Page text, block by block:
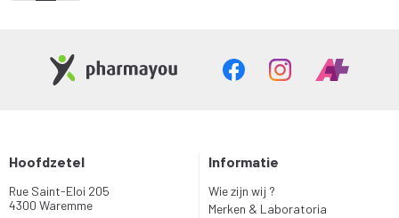
Hoofdzetel
Rue Saint-Eloi 205
4300 Waremme
Informatie
Wie zijn wij ?
Merken & Laboratoria